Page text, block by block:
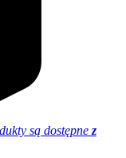
są dostępne z